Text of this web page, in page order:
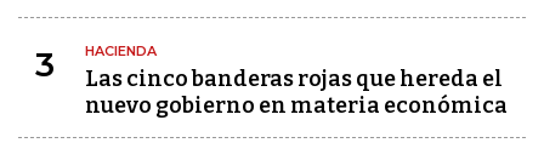
3 HACIENDA
Las cinco banderas rojas que hereda el
nuevo gobierno en materia económica